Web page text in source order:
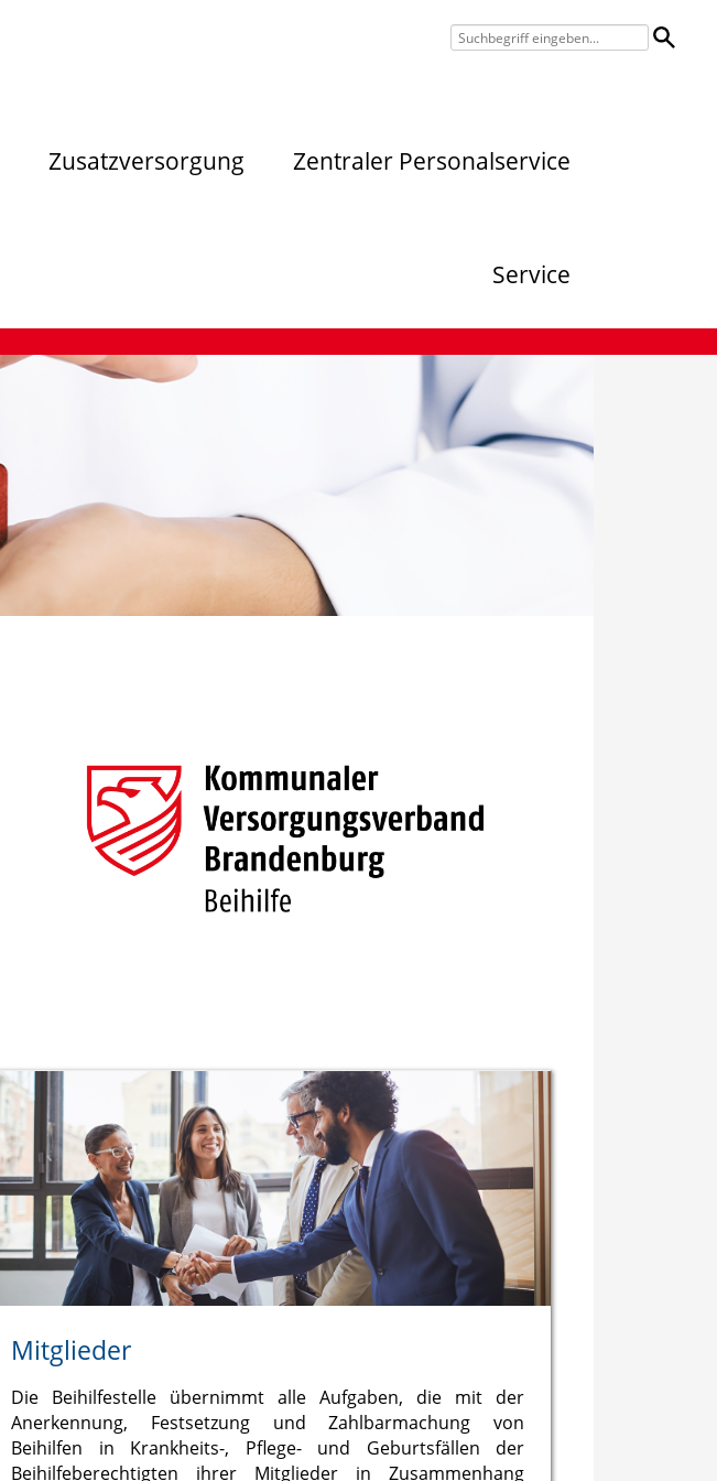
Zusatzversorgung Zentraler Personalservice
Service
Mitglieder
Die Beihilfestelle übernimmt alle Aufgaben, die mit der
Anerkennung, Festsetzung und Zahlbarmachung von
Beihilfen in Krankheits-, Pflege- und Geburtsfällen der
Beihilfeberechtigten ihrer Mitglieder in Zusammenhang